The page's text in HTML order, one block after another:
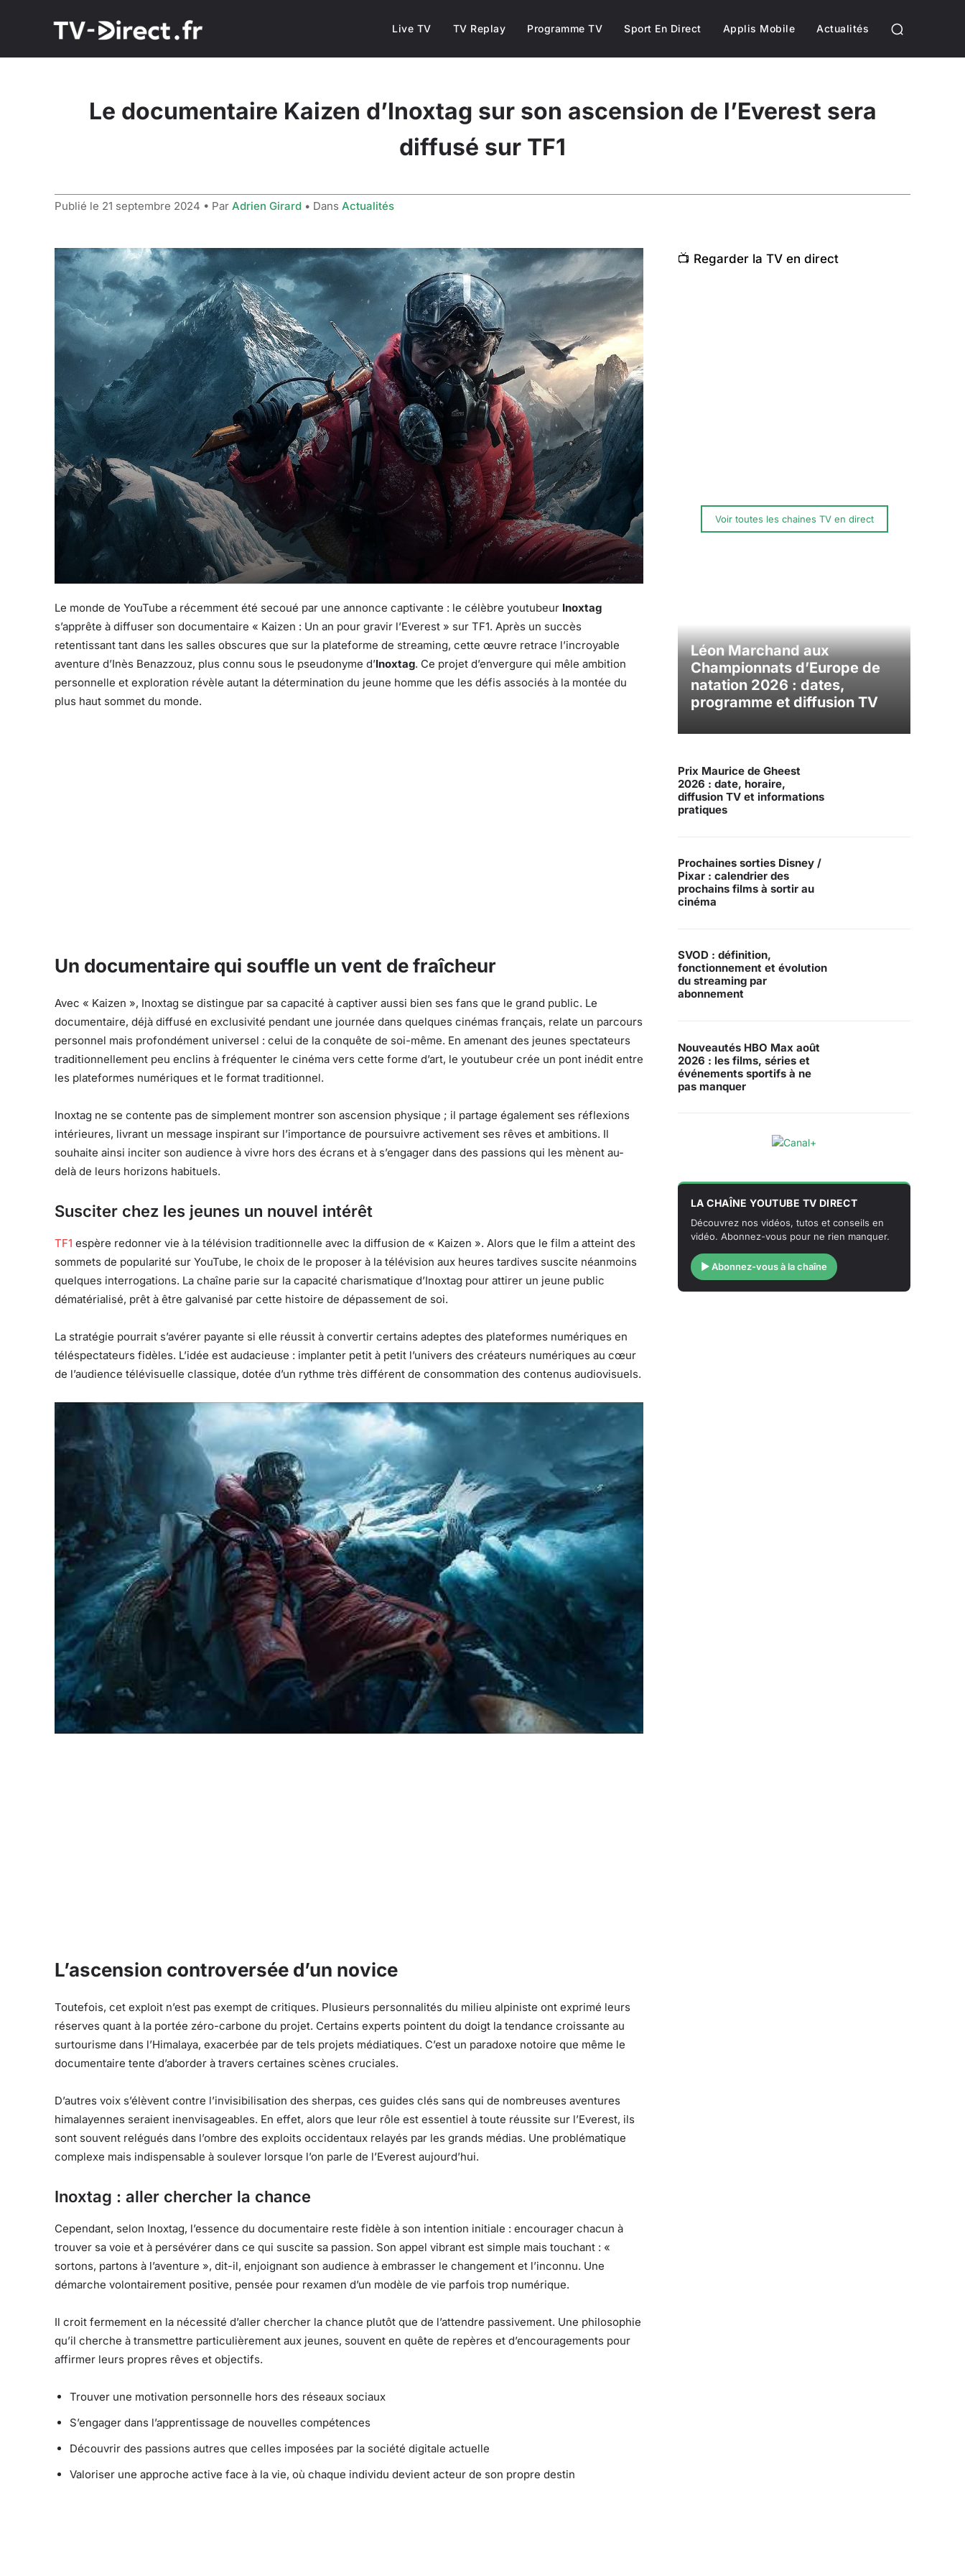
Live TV TV Replay Programme TV Sport En Direct Applis Mobile Actualités
Le documentaire Kaizen d’Inoxtag sur son ascension de l’Everest sera
diffusé sur TF1
Publié le 21 septembre 2024 • Par Adrien Girard • Dans Actualités
Le monde de YouTube a récemment été secoué par une annonce captivante : le célèbre youtubeur Inoxtag
s’apprête à diffuser son documentaire « Kaizen : Un an pour gravir l’Everest » sur TF1. Après un succès
retentissant tant dans les salles obscures que sur la plateforme de streaming, cette œuvre retrace l’incroyable
aventure d’Inès Benazzouz, plus connu sous le pseudonyme d’Inoxtag. Ce projet d’envergure qui mêle ambition
personnelle et exploration révèle autant la détermination du jeune homme que les défis associés à la montée du
plus haut sommet du monde.
Un documentaire qui souffle un vent de fraîcheur
Avec « Kaizen », Inoxtag se distingue par sa capacité à captiver aussi bien ses fans que le grand public. Le
documentaire, déjà diffusé en exclusivité pendant une journée dans quelques cinémas français, relate un parcours
personnel mais profondément universel : celui de la conquête de soi-même. En amenant des jeunes spectateurs
traditionnellement peu enclins à fréquenter le cinéma vers cette forme d’art, le youtubeur crée un pont inédit entre
les plateformes numériques et le format traditionnel.
Inoxtag ne se contente pas de simplement montrer son ascension physique ; il partage également ses réflexions
intérieures, livrant un message inspirant sur l’importance de poursuivre activement ses rêves et ambitions. Il
souhaite ainsi inciter son audience à vivre hors des écrans et à s’engager dans des passions qui les mènent au-
delà de leurs horizons habituels.
Susciter chez les jeunes un nouvel intérêt
TF1 espère redonner vie à la télévision traditionnelle avec la diffusion de « Kaizen ». Alors que le film a atteint des
sommets de popularité sur YouTube, le choix de le proposer à la télévision aux heures tardives suscite néanmoins
quelques interrogations. La chaîne parie sur la capacité charismatique d’Inoxtag pour attirer un jeune public
dématérialisé, prêt à être galvanisé par cette histoire de dépassement de soi.
La stratégie pourrait s’avérer payante si elle réussit à convertir certains adeptes des plateformes numériques en
téléspectateurs fidèles. L’idée est audacieuse : implanter petit à petit l’univers des créateurs numériques au cœur
de l’audience télévisuelle classique, dotée d’un rythme très différent de consommation des contenus audiovisuels.
L’ascension controversée d’un novice
Toutefois, cet exploit n’est pas exempt de critiques. Plusieurs personnalités du milieu alpiniste ont exprimé leurs
réserves quant à la portée zéro-carbone du projet. Certains experts pointent du doigt la tendance croissante au
surtourisme dans l’Himalaya, exacerbée par de tels projets médiatiques. C’est un paradoxe notoire que même le
documentaire tente d’aborder à travers certaines scènes cruciales.
D’autres voix s’élèvent contre l’invisibilisation des sherpas, ces guides clés sans qui de nombreuses aventures
himalayennes seraient inenvisageables. En effet, alors que leur rôle est essentiel à toute réussite sur l’Everest, ils
sont souvent relégués dans l’ombre des exploits occidentaux relayés par les grands médias. Une problématique
complexe mais indispensable à soulever lorsque l’on parle de l’Everest aujourd’hui.
Inoxtag : aller chercher la chance
Cependant, selon Inoxtag, l’essence du documentaire reste fidèle à son intention initiale : encourager chacun à
trouver sa voie et à persévérer dans ce qui suscite sa passion. Son appel vibrant est simple mais touchant : «
sortons, partons à l’aventure », dit-il, enjoignant son audience à embrasser le changement et l’inconnu. Une
démarche volontairement positive, pensée pour rexamen d’un modèle de vie parfois trop numérique.
Il croit fermement en la nécessité d’aller chercher la chance plutôt que de l’attendre passivement. Une philosophie
qu’il cherche à transmettre particulièrement aux jeunes, souvent en quête de repères et d’encouragements pour
affirmer leurs propres rêves et objectifs.
Trouver une motivation personnelle hors des réseaux sociaux
S’engager dans l’apprentissage de nouvelles compétences
Découvrir des passions autres que celles imposées par la société digitale actuelle
Valoriser une approche active face à la vie, où chaque individu devient acteur de son propre destin
📺 Regarder la TV en direct
Voir toutes les chaines TV en direct
Léon Marchand aux
Championnats d’Europe de
natation 2026 : dates,
programme et diffusion TV
Prix Maurice de Gheest
2026 : date, horaire,
diffusion TV et informations
pratiques
Prochaines sorties Disney /
Pixar : calendrier des
prochains films à sortir au
cinéma
SVOD : définition,
fonctionnement et évolution
du streaming par
abonnement
Nouveautés HBO Max août
2026 : les films, séries et
événements sportifs à ne
pas manquer
LA CHAÎNE YOUTUBE TV DIRECT
Découvrez nos vidéos, tutos et conseils en
vidéo. Abonnez-vous pour ne rien manquer.
▶ Abonnez-vous à la chaîne